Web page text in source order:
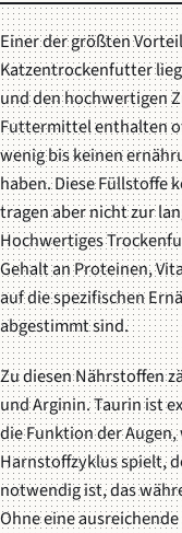
Einer der größten
Katzentrockenfutter
und den hochwertigen
Futtermittel enthalten
wenig bis keinen
haben. Diese Füllstoffe
tragen aber nicht zur
Hochwertiges
Gehalt an Proteinen,
auf die spezifischen
abgestimmt sind.
Zu diesen Nährstoffen
und Arginin. Taurin ist
die Funktion der
Harnstoffzyklus spielt,
notwendig ist, das
Ohne eine